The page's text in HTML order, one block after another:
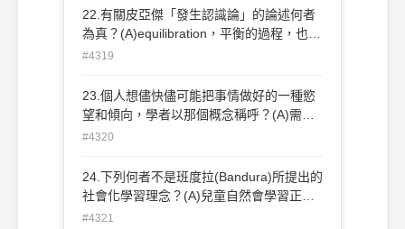
用到的有那幾種增強技巧(甲---定時增強；
乙---不定時增強；丙---定率增強；丁---不
22.有關皮亞傑「發生認識論」的論述何者
為真？(A)equilibration，平衡的過程，也就
是一種認知與外在抗衡，以維持認知結構靜
也就是心靈用既有的認知結構，以將新經驗
合理化(C)accommodation，調整作用，也
不包括同化作用
#4319
23.個人想儘快儘可能把事情做好的一種慾
望和傾向，學者以那個概念稱呼？(A)需求
動機 (B)成就動機 (C)目標動機 (D)內發動
#4320
24.下列何者不是班度拉(Bandura)所提出的
社會化學習理念？(A)兒童自然會學習正向
的行為，對於負面的行為將不會經由模仿習
#4321